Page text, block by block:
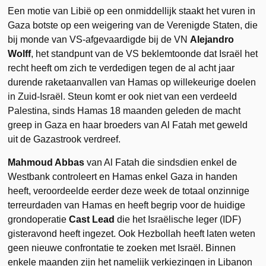
Een motie van Libië op een onmiddellijk staakt het vuren in
Gaza botste op een weigering van de Verenigde Staten, die
bij monde van VS-afgevaardigde bij de VNAlejandro
Wolff, het standpunt van de VS beklemtoonde dat Israël het
recht heeft om zich te verdedigen tegen de al acht jaar
durende raketaanvallen van Hamas op willekeurige doelen
in Zuid-Israël. Steun komt er ook niet van een verdeeld
Palestina, sinds Hamas 18 maanden geleden de macht
greep in Gaza en haar broeders van Al Fatah met geweld
uit de Gazastrook verdreef.
Mahmoud Abbas van Al Fatah die sindsdien enkel de
Westbank controleert en Hamas enkel Gaza in handen
heeft, veroordeelde eerder deze week de totaal onzinnige
terreurdaden van Hamas en heeft begrip voor de huidige
grondoperatieCast Lead die het Israëlische leger (IDF)
gisteravond heeft ingezet. Ook Hezbollah heeft laten weten
geen nieuwe confrontatie te zoeken met Israël. Binnen
enkele maanden zijn het namelijk verkiezingen in Libanon